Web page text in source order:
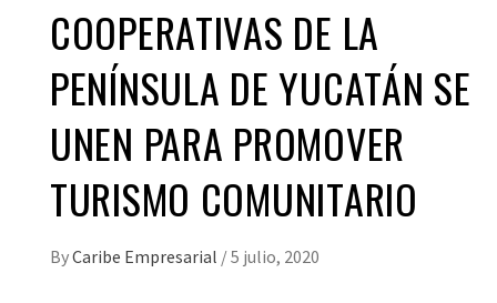
COOPERATIVAS DE LA
PENÍNSULA DE YUCATÁN SE
UNEN PARA PROMOVER
TURISMO COMUNITARIO
ByCaribe Empresarial /5 julio, 2020